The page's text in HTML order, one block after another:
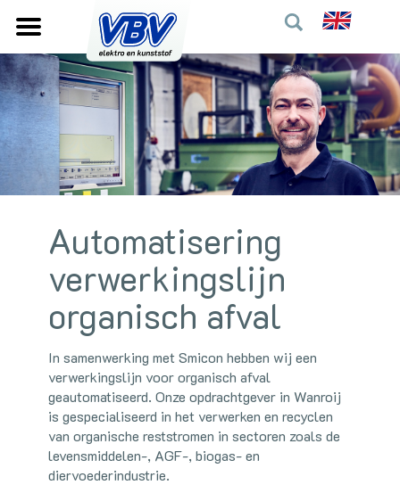
Automatisering
verwerkingslijn
organisch afval
In samenwerking met Smicon hebben wij een
verwerkingslijn voor organisch afval
geautomatiseerd. Onze opdrachtgever in Wanroij
is gespecialiseerd in het verwerken en recyclen
van organische reststromen in sectoren zoals de
levensmiddelen-, AGF-, biogas- en
diervoederindustrie.